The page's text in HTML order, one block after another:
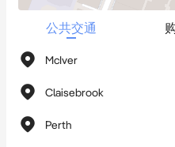
每季度624.26澳元
公共交通
McIver
Claisebrook
Perth